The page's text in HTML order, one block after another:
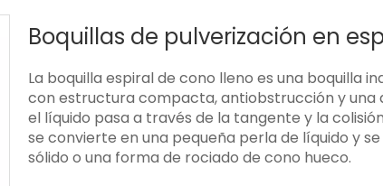
Boquillas de pulverización en
La boquilla espiral de cono lleno es una boquilla
con estructura compacta, antiobstrucción y una
el líquido pasa a través de la tangente y la
se convierte en una pequeña perla de líquido y
sólido o una forma de rociado de cono hueco.